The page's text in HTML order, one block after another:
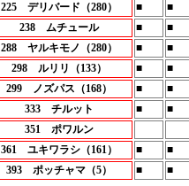
225 デリバード（280）
■
■
238 ムチュール
■
■
288 ヤルキモノ（280）
■
■
298 ルリリ（133）
■
■
299 ノズパス（168）
■
■
333 チルット
■
■
351 ポワルン
361 ユキワラシ（161）
■
■
393 ポッチャマ（5）
■ ■